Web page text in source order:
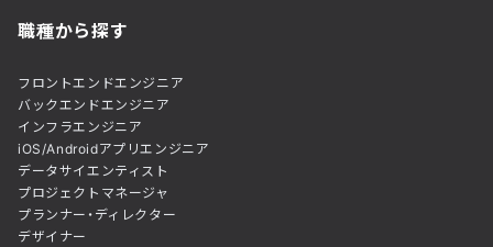
職種から探す
フロントエンドエンジニア
バックエンドエンジニア
インフラエンジニア
iOS/Androidアプリエンジニア
データサイエンティスト
プロジェクトマネージャ
プランナー・ディレクター
デザイナー